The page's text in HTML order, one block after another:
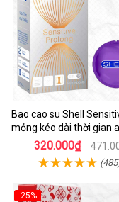
Bao cao su Shell
mỏng kéo dài thời gian
320.000₫
-25%